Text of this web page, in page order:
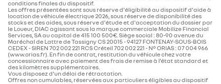
conditions finales du dispositif.
Les offres présentées sont sous réserve d'éligibilité au dispositif d'aide à
location de véhicule électrique 2026, sous réserve de disponibilité des
stocks et des aides, sous réserve d'étude et d'acceptation du dossier par
le Loueur, DIAC agissant sous la marque commerciale Mobilize Financial
Services, SA au capital de 415 100 500€. Siège social : 80-90 avenue du
Maréchal de Lattre de Tassigny CS 20015 - 94127 FONTENAY-SOUS-BOIS
CEDEX - SIREN 702 002 221 RCS Créteil 702 002 221 - N° ORIAS : 07 004 966
(www.orias.fr). En fin de contrat, restitution du véhicule chez votre
concessionnaire avec paiement des frais de remise à l’état standard et
des kilomètres supplémentaires.
Vous disposez d'un délai de rétractation.
Offres non cumulables, réservées aux particuliers éligibles au dispositif